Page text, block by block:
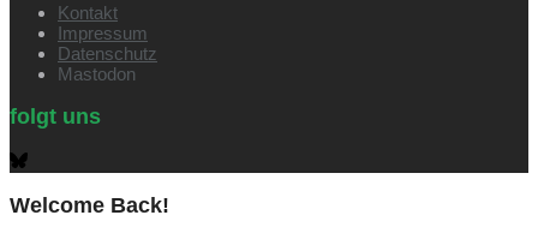
Kontakt
Impressum
Datenschutz
Mastodon
folgt uns
Welcome Back!